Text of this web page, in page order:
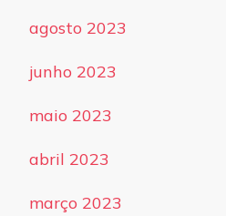
agosto 2023
junho 2023
maio 2023
abril 2023
março 2023